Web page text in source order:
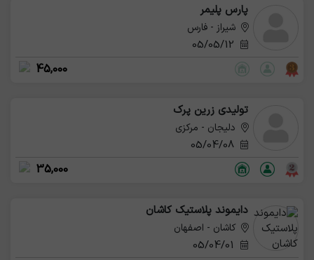
پارس پلیمر
شیراز - فارس
45,000
تولیدی زرین پرک
دلیجان - مرکزی
05/04/08
35,000
دایموند پلاستیک کاشان
کاشان - اصفهان